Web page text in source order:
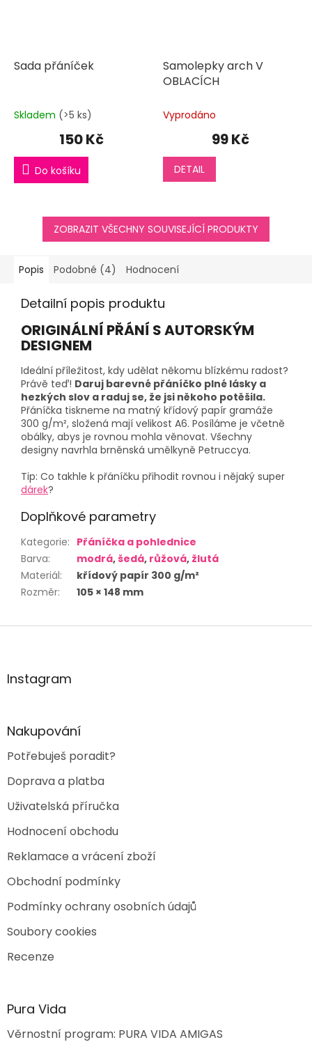
Sada přáníček
Skladem (>5 ks)
150 Kč
Do košíku
Samolepky arch V
OBLACÍCH
Vyprodáno
99 Kč
DETAIL
ZOBRAZIT VŠECHNY SOUVISEJÍCÍ PRODUKTY
Popis Podobné (4) Hodnocení
Detailní popis produktu
ORIGINÁLNÍ PŘÁNÍ S AUTORSKÝM
DESIGNEM
Ideální příležitost, kdy udělat někomu blízkému radost?
Právě teď! Daruj barevné přáníčko plné lásky a
hezkých slov a raduj se, že jsi někoho potěšila.
Přáníčka tiskneme na matný křídový papír gramáže
300 g/m², složená mají velikost A6. Posíláme je včetně
obálky, abys je rovnou mohla věnovat. Všechny
designy navrhla brněnská umělkyně Petruccya.
Tip: Co takhle k přáníčku přihodit rovnou i nějaký super
dárek?
Doplňkové parametry
Kategorie: Přáníčka a pohlednice
Barva: modrá,šedá, růžová, žlutá
Materiál:
křídový papír 300 g/m²
Rozměr: 105 × 148 mm
Z
aInstagram
Nakupování
Potřebuješ poradit?
Doprava a platba
Uživatelská příručka
Hodnocení obchodu
Reklamace a vrácení zboží
Obchodní podmínky
Podmínky ochrany osobních údajů
Soubory cookies
Recenze
Pura Vida
Věrnostní program: PURA VIDA AMIGAS